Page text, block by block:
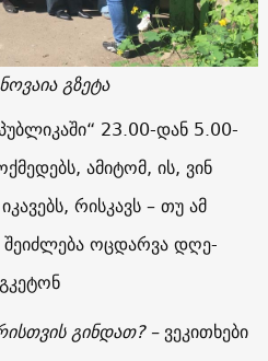
გზეტა
23.00-დან 5.00-
ამიტომ, ის, ვინ
რისკავს – თუ ამ
ოცდარვა დღე-
გინდათ? –ვეკითხები